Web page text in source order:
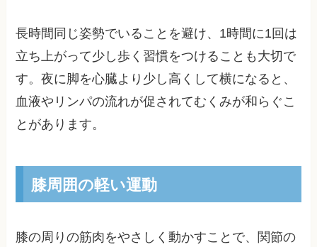
長時間同じ姿勢でいることを避け、1時間に1回は
立ち上がって少し歩く習慣をつけることも大切で
す。夜に脚を心臓より少し高くして横になると、
血液やリンパの流れが促されてむくみが和らぐこ
とがあります。
膝周囲の軽い運動
膝の周りの筋肉をやさしく動かすことで、関節の